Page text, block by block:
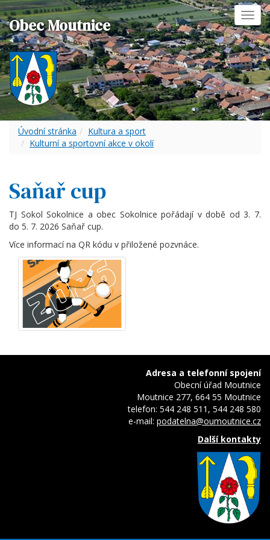
Obec Moutnice
Úvodní stránka
Kultura a sport
Kulturní a sportovní akce v okolí
Saňař cup
TJ Sokol Sokolnice a obec Sokolnice pořádají v době od 3. 7.
do 5. 7. 2026 Saňař cup.
Více informací na QR kódu v přiložené pozvnáce.
Adresa a telefonní spojení
Obecní úřad Moutnice
Moutnice 277, 664 55 Moutnice
telefon: 544 248 511, 544 248 580
e-mail: podatelna@oumoutnice.cz
Další kontakty